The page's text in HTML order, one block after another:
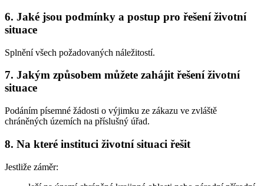
6. Jaké jsou podmínky a postup pro řešení životní
situace
Splnění všech požadovaných náležitostí.
7. Jakým způsobem můžete zahájit řešení životní
situace
Podáním písemné žádosti o výjimku ze zákazu ve zvláště
chráněných územích na příslušný úřad.
8. Na které instituci životní situaci řešit
Jestliže záměr: